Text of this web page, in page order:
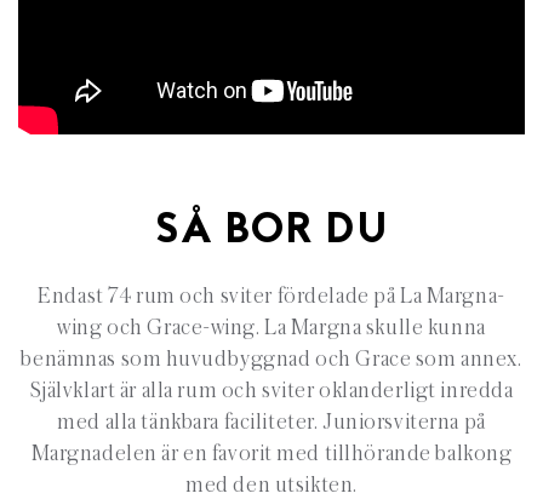
SÅ BOR DU
Endast 74 rum och sviter fördelade på La Margna-
wing och Grace-wing. La Margna skulle kunna
benämnas som huvudbyggnad och Grace som annex.
Självklart är alla rum och sviter oklanderligt inredda
med alla tänkbara faciliteter. Juniorsviterna på
Margnadelen är en favorit med tillhörande balkong
med den utsikten.